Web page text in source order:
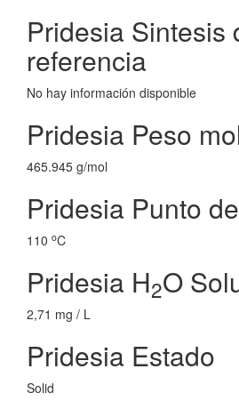
Pridesia Sintesis
referencia
No hay información disponible
Pridesia Peso
465.945 g/mol
Pridesia Punto
110 oC
Pridesia H2O
2,71 mg / L
Pridesia Estado
Solid